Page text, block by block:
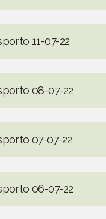
11-07-22
08-07-22
07-07-22
06-07-22